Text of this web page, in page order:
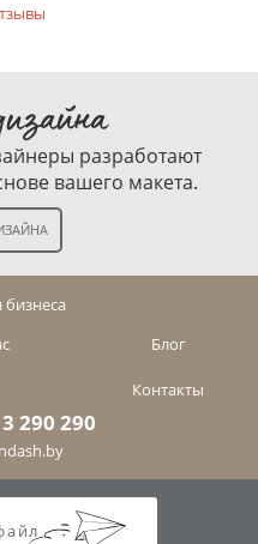
разработают
вашего макета.
бизнеса
Блог
Контакты
290 290